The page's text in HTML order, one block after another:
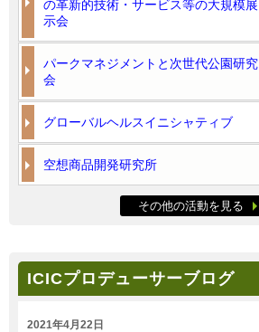
の革新的技術・サービス等の大規模展
示会
パークマネジメントと次世代公園研究
会
グローバルヘルスイニシャティブ
空想商品開発研究所
その他の活動を見る
ICICプロデューサーブログ
2021年4月22日